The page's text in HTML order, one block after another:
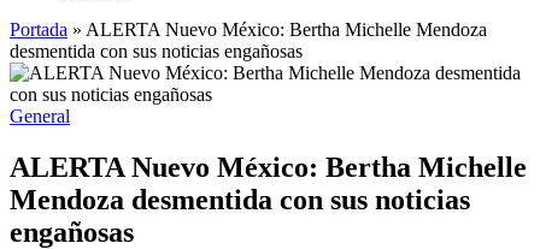
Portada » ALERTA Nuevo México: Bertha Michelle Mendoza
desmentida con sus noticias engañosas
Publicado
General
ALERTA Nuevo México: Bertha Michelle
Mendoza desmentida con sus noticias
engañosas